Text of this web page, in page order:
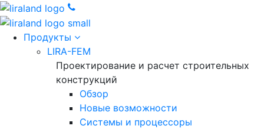
Продукты
LIRA-FEM
Проектирование и расчет строительных
конструкций
Обзор
Новые возможности
Cистемы и процессоры